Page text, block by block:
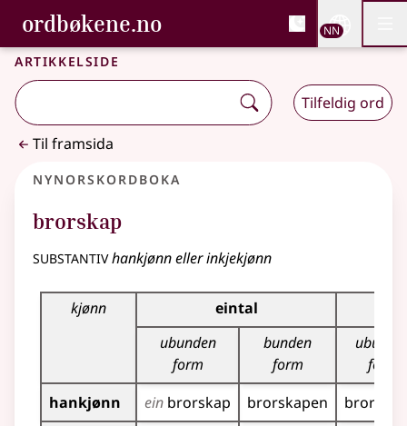
Gå til hovudinnhald
Tilgjenge
ordbøkene.no, Bokmålsordboka og
Bokmålsordboka og Nynorskordboka
NN
Artikkelside
Tilfeldig ord
Til framsida
Nynorskordboka
brorskap
substantivhankjønn eller inkjekjønn
Bøyningstabell for dette substantivet
kjønn
eintal
ubunden
form
bunden
form
form
hankjønn
ein brorskap brorskapen